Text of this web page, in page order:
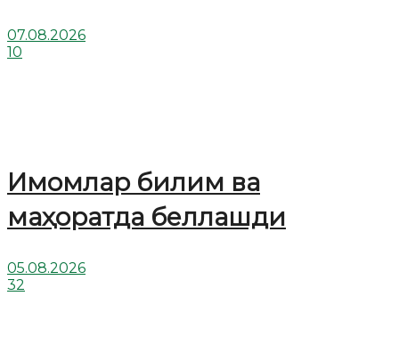
07.08.2026
10
Имомлар билим ва
маҳоратда беллашди
05.08.2026
32